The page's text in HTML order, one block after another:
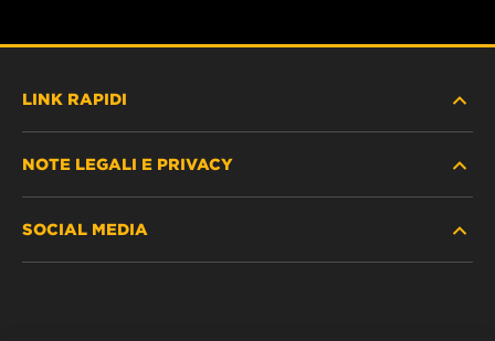
LINK RAPIDI
DOVE ACQUISTARE
NOTE LEGALI E PRIVACY
SOCIAL MEDIA